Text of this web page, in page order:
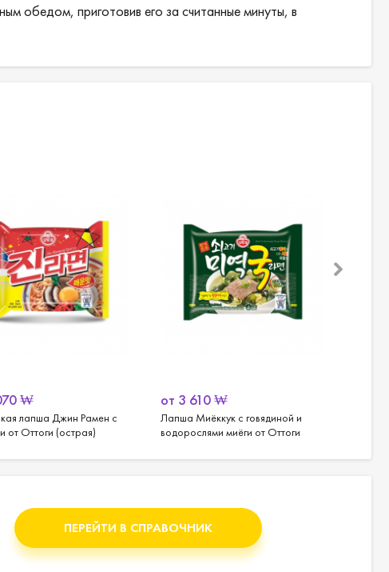
обедом, приготовив его за считанные минуты, в
₩
лапша Джин Рамен с
от Оттоги (острая)
от 3 610₩
Лапша Миёккук с говядиной и
водорослями миёги от Оттоги
ПЕРЕЙТИ В СПРАВОЧНИК